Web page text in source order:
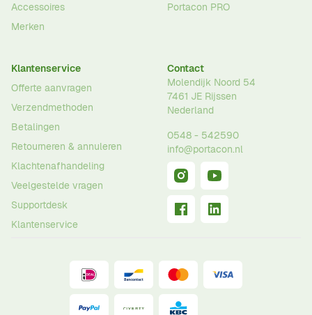
Accessoires
Merken
Portacon PRO
Klantenservice
Offerte aanvragen
Verzendmethoden
Betalingen
Retourneren & annuleren
Klachtenafhandeling
Veelgestelde vragen
Supportdesk
Klantenservice
Contact
Molendijk Noord 54
7461 JE Rijssen
Nederland
0548 - 542590
info@portacon.nl